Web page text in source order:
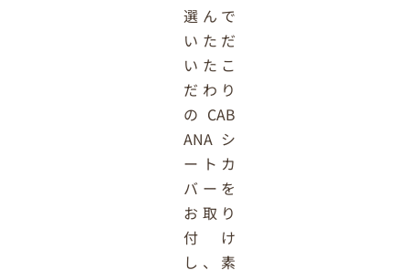
選んで
いただ
いたこ
だわり
のCAB
ANAシ
ートカ
バーを
お取り
付け
し、素